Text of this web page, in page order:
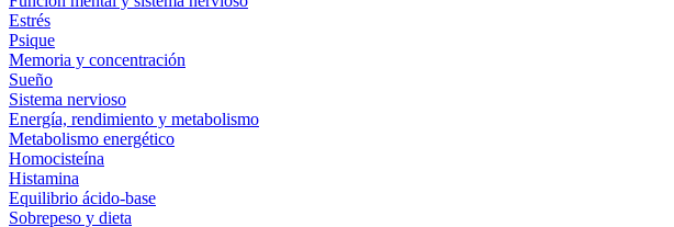
Estrés
Psique
Memoria y concentración
Sueño
Sistema nervioso
Energía, rendimiento y metabolismo
Metabolismo energético
Homocisteína
Histamina
Equilibrio ácido-base
Sobrepeso y dieta